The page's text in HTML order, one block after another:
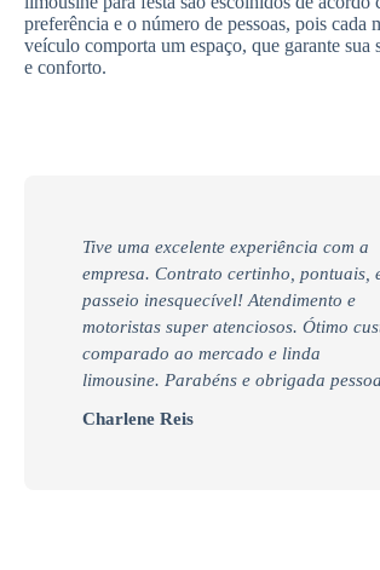
preferência e o número de pessoas, pois cada
veículo comporta um espaço, que garante sua
e conforto.
Tive uma excelente experiência com a
empresa. Contrato certinho, pontuais,
passeio inesquecível! Atendimento e
motoristas super atenciosos. Ótimo
comparado ao mercado e linda
limousine. Parabéns e obrigada
Charlene Reis